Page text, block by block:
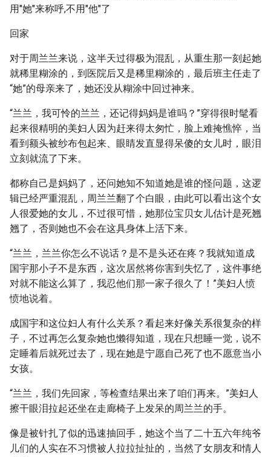
用"她"来称呼,不用"他"了
回家
对于周兰兰来说，这半天过得极为混乱，从重生那一刻起她
就稀里糊涂的，到医院后又是稀里糊涂的，最后班主任走了
“她”的母亲来了，她还没从糊涂中回过神来。
“兰兰，我可怜的兰兰，还记得妈妈是谁吗？”穿得很时髦看
起来很精明的美妇人因为赶来得太匆忙，脸上难掩憔悴，当
看到额头被纱布包起来、眼睛发直显得呆傻的女儿时，眼泪
立刻就流了下来。
都称自己是妈妈了，还问她知不知道她是谁的怪问题，这逻
辑已经严重混乱，周兰兰翻了个白眼，由此可以看出这个女
人很爱她的女儿，不过很可惜，她那位宝贝女儿估计是死翘
翘了，否则她也不会在这具身体上活下来。
“兰兰，兰兰你怎么不说话？是不是头还在疼？我就知道成
国宇那小子不是东西，这次居然将你害到失忆了，这件事绝
对就不能这么算了，我忍他们那一家子很久了！”美妇人愤
愤地说着。
成国宇和这位妇人有什么关系？看起来好像关系很复杂的样
子，不过再怎么复杂她也懒得知道，现在只想睡一觉，说不
定睡着后就死过去了，现在她是宁愿自己死了也不愿意当小
女孩。
“兰兰，我们先回家，等检查结果出来了咱们再来。”美妇人
擦干眼泪拉起还坐在走廊椅子上发呆的周兰兰的手。
像是被针扎了似的迅速抽回手，她这个当了二十五六年纯爷
儿们的人实在不习惯被人拉拉扯扯的，当然了女朋友和情人